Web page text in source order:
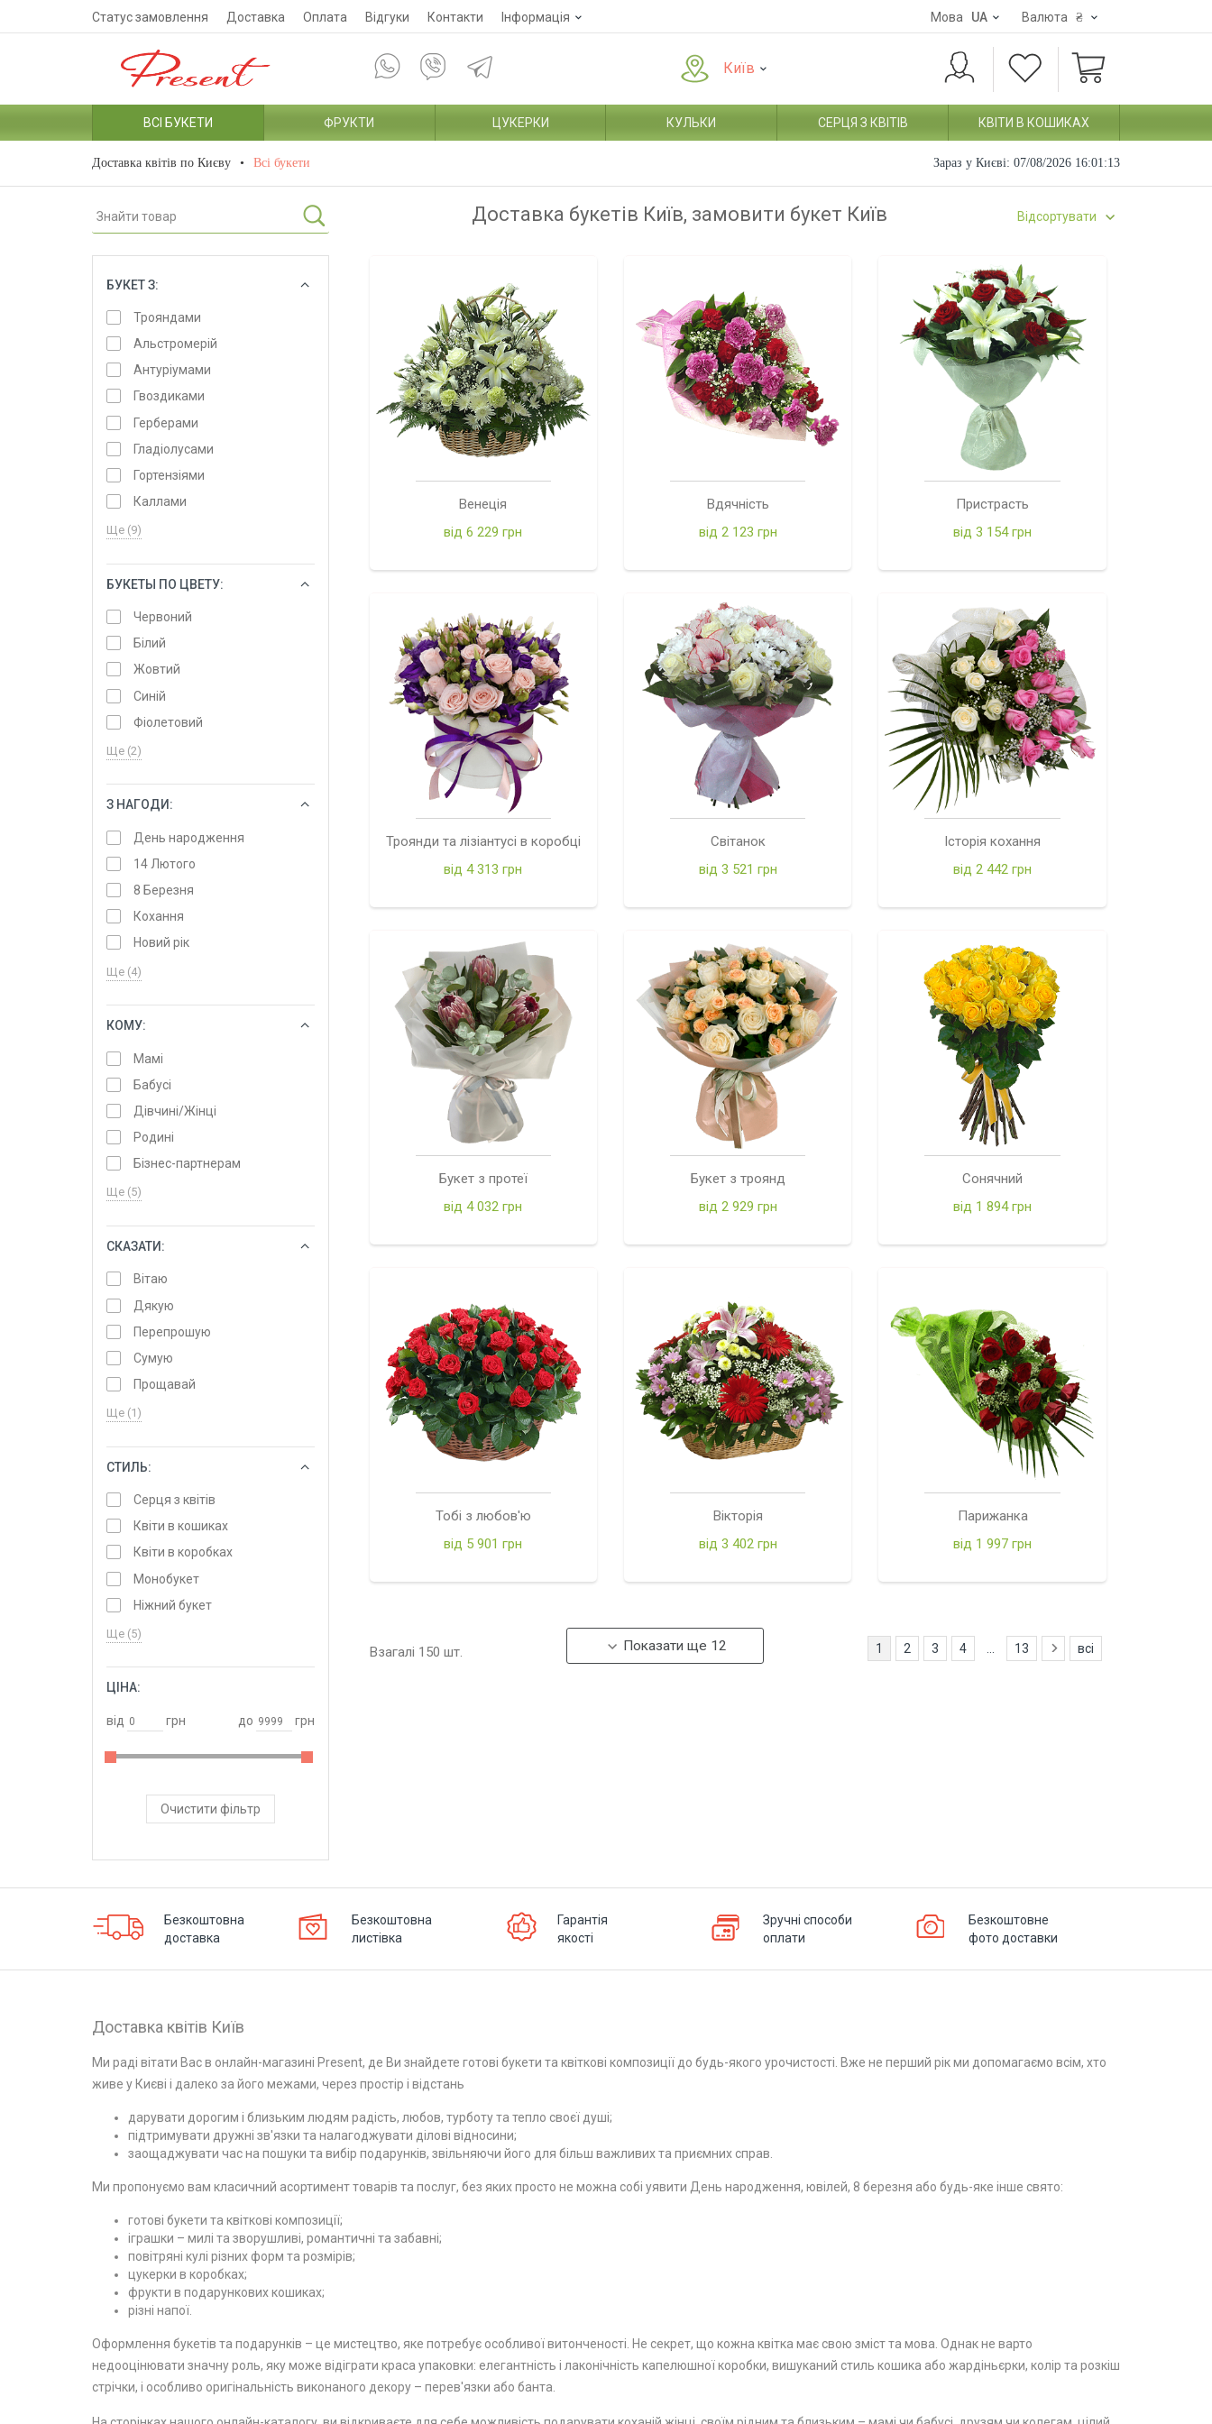
Статус замовлення Доставка Оплата Відгуки Контакти Інформація Мова UA Валюта ₴
Київ
ВСІ БУКЕТИ ФРУКТИ ЦУКЕРКИ КУЛЬКИ СЕРЦЯ З КВІТІВ КВІТИ В КОШИКАХ
Доставка квітів по Києву Всі букети Зараз у Києві: 07/08/2026 16:01:14
БУКЕТ З:
Трояндами
Альстромерій
Антуріумами
Гвоздиками
Герберами
Гладіолусами
Гортензіями
Каллами
Ще (9)
БУКЕТЫ ПО ЦВЕТУ:
Червоний
Білий
Жовтий
Синій
Фіолетовий
Ще (2)
З НАГОДИ:
День народження
14 Лютого
8 Березня
Кохання
Новий рік
Ще (4)
КОМУ:
Мамі
Бабусі
Дівчині/Жінці
Родині
Бізнес-партнерам
Ще (5)
СКАЗАТИ:
Вітаю
Дякую
Перепрошую
Сумую
Прощавай
Ще (1)
СТИЛЬ:
Серця з квітів
Квіти в кошиках
Квіти в коробках
Монобукет
Ніжний букет
Ще (5)
ЦІНА:
від грн до грн
Очистити фільтр
Доставка букетів Київ, замовити букет Київ Відсортувати
Венеція
від 6 229 грн
Вдячність
від 2 123 грн
Пристрасть
від 3 154 грн
Троянди та лізіантусі в коробці
від 4 313 грн
Світанок
від 3 521 грн
Історія кохання
від 2 442 грн
Букет з протеї
від 4 032 грн
Букет з троянд
від 2 929 грн
Сонячний
від 1 894 грн
Тобі з любов'ю
від 5 901 грн
Вікторія
від 3 402 грн
Парижанка
від 1 997 грн
Взагалі 150 шт. Показати ще 12 1 2 3 4 13 всі
Безкоштовна
доставка
Безкоштовна
листівка
Гарантія
якості
Зручні способи
оплати
Безкоштовне
фото доставки
Доставка квітів Київ
Ми раді вітати Вас в онлайн-магазині Present, де Ви знайдете готові букети та квіткові композиції до будь-якого урочистості. Вже не перший рік ми допомагаємо всім, хто
живе у Києві і далеко за його межами, через простір і відстань
дарувати дорогим і близьким людям радість, любов, турботу та тепло своєї душі;
підтримувати дружні зв'язки та налагоджувати ділові відносини;
заощаджувати час на пошуки та вибір подарунків, звільняючи його для більш важливих та приємних справ.
Ми пропонуємо вам класичний асортимент товарів та послуг, без яких просто не можна собі уявити День народження, ювілей, 8 березня або будь-яке інше свято:
готові букети та квіткові композиції;
іграшки – милі та зворушливі, романтичні та забавні;
повітряні кулі різних форм та розмірів;
цукерки в коробках;
фрукти в подарункових кошиках;
різні напої.
Оформлення букетів та подарунків – це мистецтво, яке потребує особливої ​​витонченості. Не секрет, що кожна квітка має свою зміст та мова. Однак не варто
недооцінювати значну роль, яку може відіграти краса упаковки: елегантність і лаконічність капелюшної коробки, вишуканий стиль кошика або жардіньєрки, колір та розкіш
стрічки, і особливо оригінальність виконаного декору – перев'язки або банта.